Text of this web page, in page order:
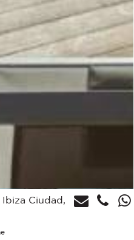
Ciudad,